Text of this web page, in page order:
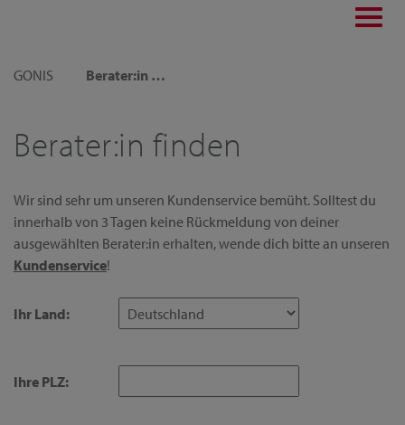
GONIS
Berater:in finden
Berater:in finden
Wir sind sehr um unseren Kundenservice bemüht. Solltest du
innerhalb von 3 Tagen keine Rückmeldung von deiner
ausgewählten Berater:in erhalten, wende dich bitte an unseren
Kundenservice!
Ihr Land:
Ihre PLZ: